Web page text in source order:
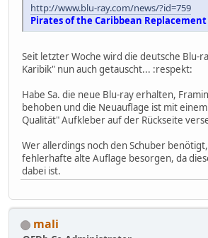
http://www.blu-ray.com/news/?id=759
Pirates of the Caribbean
Seit letzter Woche wird die deutsche Blu-
Karibik" nun auch getauscht... :respekt:
Habe Sa. die neue Blu-ray erhalten,
behoben und die Neuauflage ist mit
Qualität" Aufkleber auf der Rückseite
Wer allerdings noch den Schuber
fehlerhafte alte Auflage besorgen, da
dabei ist.
mali